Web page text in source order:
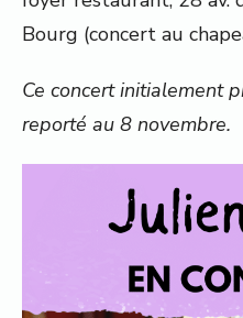
Bourg (concert au
Ce concert initialement
reporté au 8 novembre.